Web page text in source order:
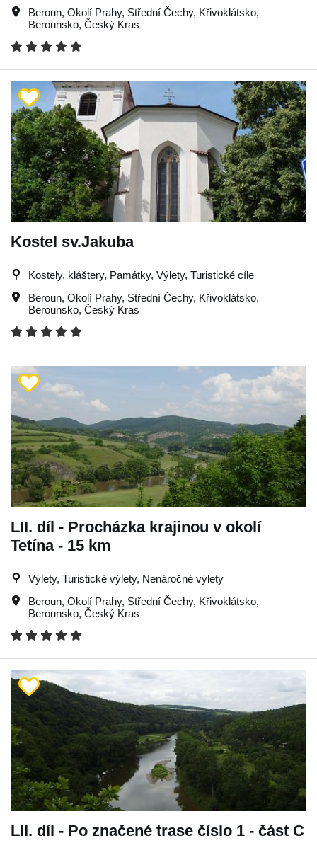
Beroun, Okolí Prahy, Střední Čechy, Křivoklátsko,
Berounsko, Český Kras
Kostel sv.Jakuba
Kostely, kláštery, Památky, Výlety, Turistické cíle
Beroun, Okolí Prahy, Střední Čechy, Křivoklátsko,
Berounsko, Český Kras
LII. díl - Procházka krajinou v okolí
Tetína - 15 km
Výlety, Turistické výlety, Nenáročné výlety
Beroun, Okolí Prahy, Střední Čechy, Křivoklátsko,
Berounsko, Český Kras
LII. díl - Po značené trase číslo 1 - část C